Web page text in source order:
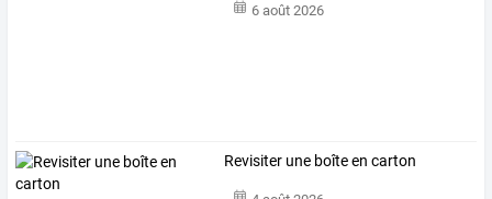
6 août 2026
Revisiter une boîte en carton